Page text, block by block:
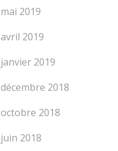
mai 2019
avril 2019
janvier 2019
décembre 2018
octobre 2018
juin 2018